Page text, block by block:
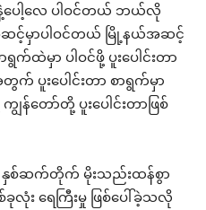
ေါ့လေ ပါဝင်တယ် ဘယ်လို
င့်မှာပါဝင်တယ် မြို့နယ်အဆင့်
ထဲမှာ ပါဝင်ဖို့ ပူးပေါင်းတာ
ပူးပေါင်းတာ စာရွက်မှာ
န်တော်တို့ ပူးပေါင်းတာဖြစ်
နှစ်ဆက်တိုက် မိုးသည်းထန်စွာ
လုံး ရေကြီးမှု ဖြစ်ပေါ်ခဲ့သလို